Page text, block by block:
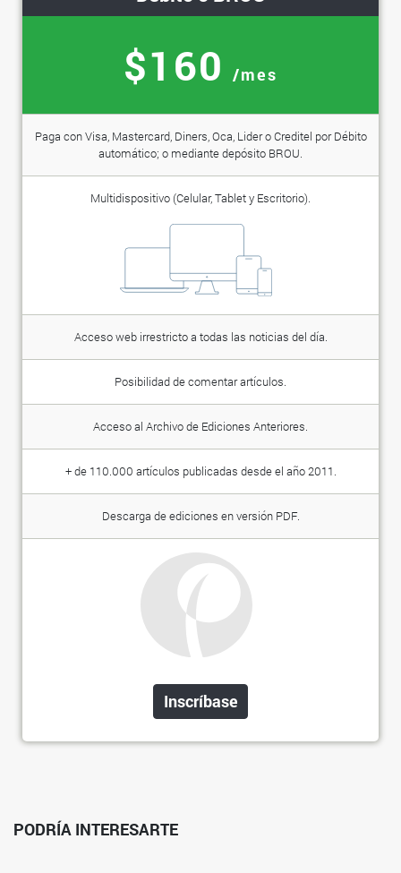
$160 /mes
Paga con Visa, Mastercard, Diners, Oca, Lider o Creditel por Débito
automático; o mediante depósito BROU.
Multidispositivo (Celular, Tablet y Escritorio).
Acceso web irrestricto a todas las noticias del día.
Posibilidad de comentar artículos.
Acceso al Archivo de Ediciones Anteriores.
+ de 110.000 artículos publicadas desde el año 2011.
Descarga de ediciones en versión PDF.
Inscríbase
PODRÍA INTERESARTE